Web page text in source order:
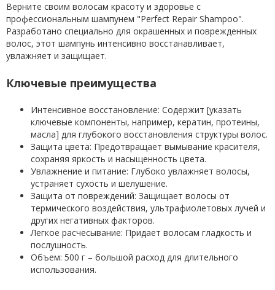
Верните своим волосам красоту и здоровье с
профессиональным шампунем "Perfect Repair Shampoo".
Разработано специально для окрашенных и поврежденных
волос, этот шампунь интенсивно восстанавливает,
увлажняет и защищает.
Ключевые преимущества
Интенсивное восстановление: Содержит [указать
ключевые компоненты, например, кератин, протеины,
масла] для глубокого восстановления структуры волос.
Защита цвета: Предотвращает вымывание красителя,
сохраняя яркость и насыщенность цвета.
Увлажнение и питание: Глубоко увлажняет волосы,
устраняет сухость и шелушение.
Защита от повреждений: Защищает волосы от
термического воздействия, ультрафиолетовых лучей и
других негативных факторов.
Легкое расчесывание: Придает волосам гладкость и
послушность.
Объем: 500 г – большой расход для длительного
использования.